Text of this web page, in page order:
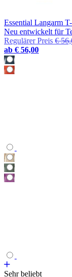
Essential Langarm
Neu entwickelt für
Regulärer Preis €
ab € 56,00
Sehr beliebt